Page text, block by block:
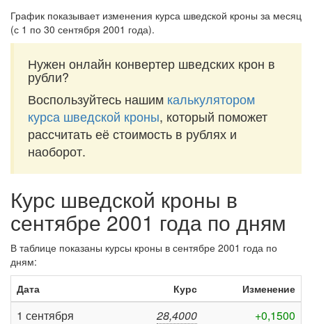
График показывает изменения курса шведской кроны за месяц
(с 1 по 30 сентября 2001 года).
Нужен онлайн конвертер шведских крон в
рубли?
Воспользуйтесь нашим калькулятором
курса шведской кроны, который поможет
рассчитать её стоимость в рублях и
наоборот.
Курс шведской кроны в
сентябре 2001 года по дням
В таблице показаны курсы кроны в сентябре 2001 года по
дням:
Дата
Курс Изменение
1 сентября 28,4000
+0,1500